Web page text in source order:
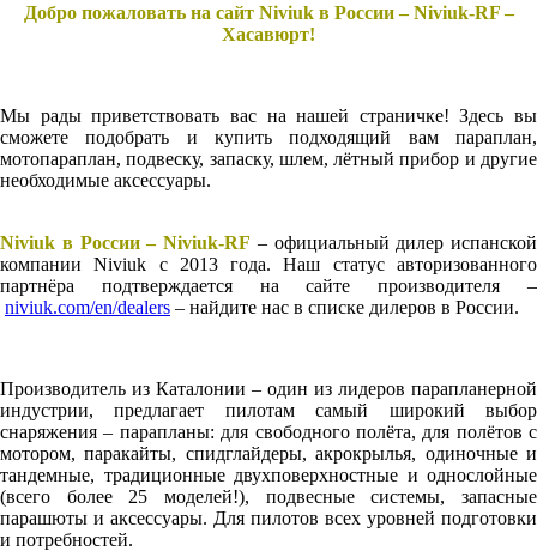
Добро пожаловать на сайт Niviuk в России – Niviuk-RF –
Хасавюрт!
Мы рады приветствовать вас на нашей страничке! Здесь вы
сможете подобрать и купить подходящий вам параплан,
мотопараплан, подвеску, запаску, шлем, лётный прибор и другие
необходимые аксессуары.
Niviuk в России – Niviuk-RF – официальный дилер испанской
компании Niviuk с 2013 года. Наш статус авторизованного
партнёра подтверждается на сайте производителя –
niviuk.com/en/dealers – найдите нас в списке дилеров в России.
Производитель из Каталонии – один из лидеров парапланерной
индустрии, предлагает пилотам самый широкий выбор
снаряжения – парапланы: для свободного полёта, для полётов с
мотором, паракайты, спидглайдеры, акрокрылья, одиночные и
тандемные, традиционные двухповерхностные и однослойные
(всего более 25 моделей!), подвесные системы, запасные
парашюты и аксессуары. Для пилотов всех уровней подготовки
и потребностей.